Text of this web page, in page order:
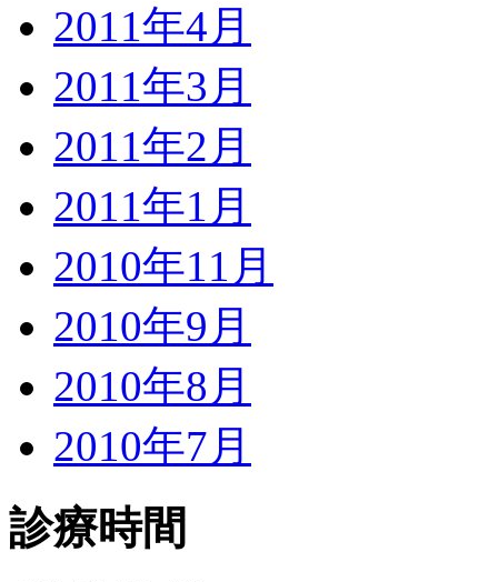
2011年4月
2011年3月
2011年2月
2011年1月
2010年11月
2010年9月
2010年8月
2010年7月
診療時間